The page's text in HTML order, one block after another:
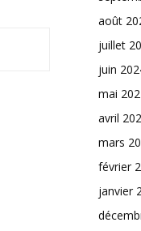
août
juillet
juin
mai
avril
mars
février
janvier